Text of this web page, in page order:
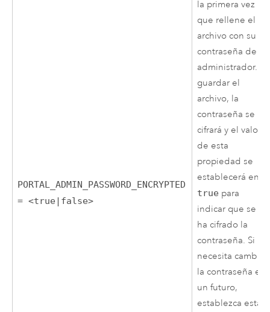
PORTAL_ADMIN_PASSWORD_ENCRYPTED
= <true|false>
la primera vez
que rellene el
archivo con su
contraseña de
administrador. Al
guardar el
archivo, la
contraseña se
cifrará y el valor
de esta
propiedad se
establecerá en
true para
indicar que se
ha cifrado la
contraseña. Si
necesita cambiar
la contraseña en
un futuro,
establezca esta